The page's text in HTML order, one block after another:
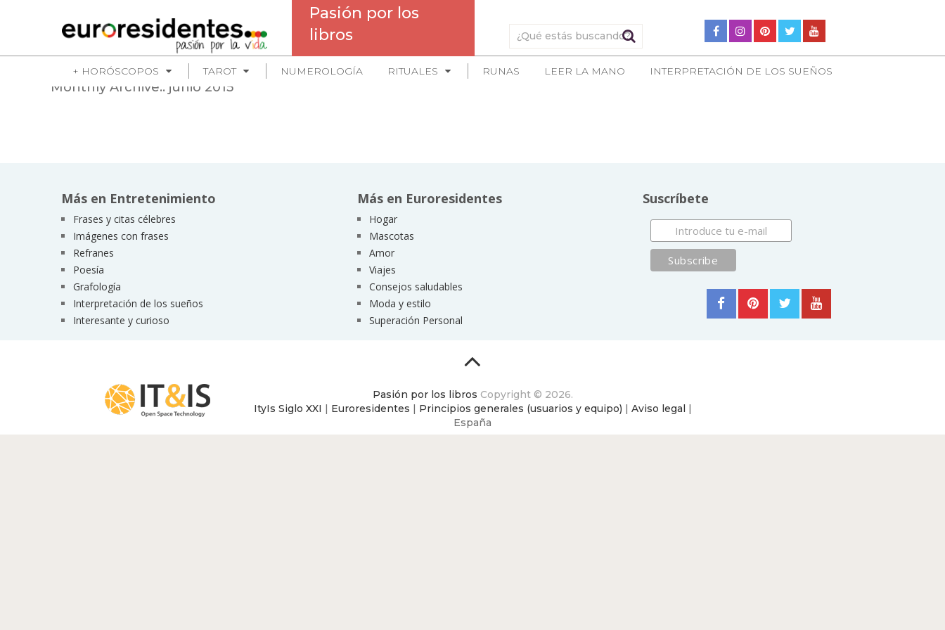
Pasión por los
libros
+ HORÓSCOPOS TAROT NUMEROLOGÍA RITUALES RUNAS LEER LA MANO INTERPRETACIÓN DE LOS SUEÑOS
Monthly Archive:: junio 2015
Más en Entretenimiento
Frases y citas célebres
Imágenes con frases
Refranes
Poesía
Grafología
Interpretación de los sueños
Interesante y curioso
Más en Euroresidentes
Hogar
Mascotas
Amor
Viajes
Consejos saludables
Moda y estilo
Superación Personal
Suscríbete
Pasión por los libros Copyright © 2026.
ItyIs Siglo XXI | Euroresidentes | Principios generales (usuarios y equipo) | Aviso legal |
España